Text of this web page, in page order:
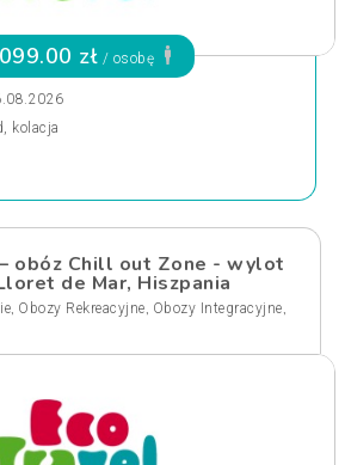
zł / osobę
kolacja
obóz Chill out Zone - wylot
de Mar, Hiszpania
, Obozy Rekreacyjne, Obozy Integracyjne,